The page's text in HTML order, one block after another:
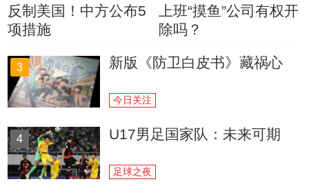
反制美国！中方公布5
项措施
上班“摸鱼”公司有权开
除吗？
3 新版《防卫白皮书》藏祸心
今日关注
4 U17男足国家队：未来可期
足球之夜